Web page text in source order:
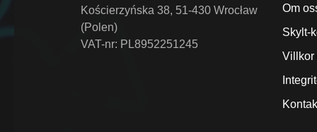
Kościerzyńska 38, 51-430 Wrocław
(Polen)
VAT-nr: PL8952251245
Om
Skylt-
Villkor